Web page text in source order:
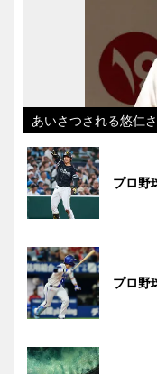
あいさつされる悠仁
プロ野
プロ野